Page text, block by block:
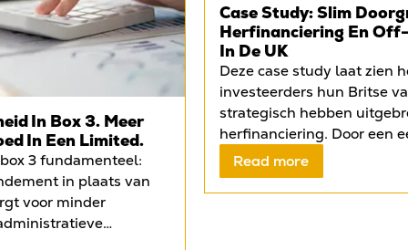
In Box 3. Meer
In Een Limited.
3 fundamenteel:
in plaats van
voor minder
Case Study: Slim
Herfinanciering En
In De UK
Deze case study laat zien
investeerders hun Britse
strategisch hebben
herfinanciering. Door een
Liverpool onder te
mortgage, konden zij
het object te verkopen en
Read more